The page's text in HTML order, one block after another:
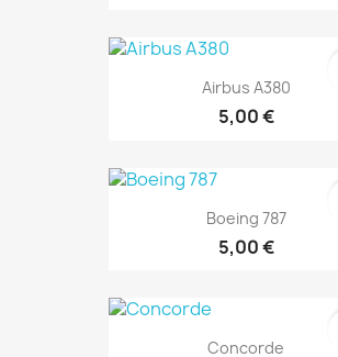
Airbus A380
5,00 €
Boeing 787
5,00 €
Concorde